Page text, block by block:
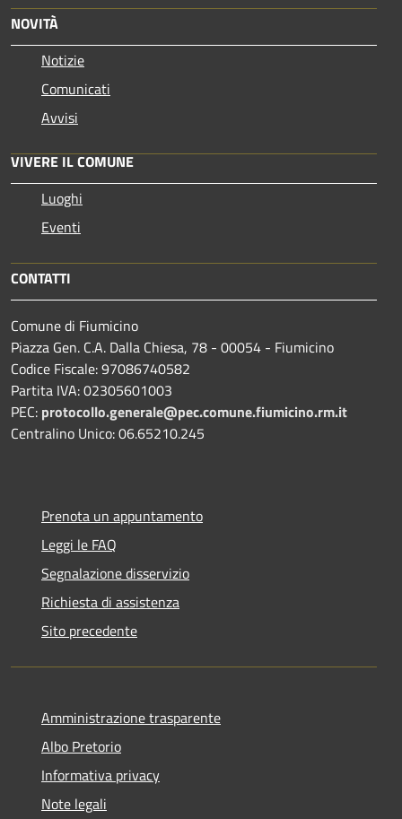
NOVITÀ
Notizie
Comunicati
Avvisi
VIVERE IL COMUNE
Luoghi
Eventi
CONTATTI
Comune di Fiumicino
Piazza Gen. C.A. Dalla Chiesa, 78 - 00054 - Fiumicino
Codice Fiscale: 97086740582
Partita IVA: 02305601003
PEC: protocollo.generale@pec.comune.fiumicino.rm.it
Centralino Unico: 06.65210.245
Prenota un appuntamento
Leggi le FAQ
Segnalazione disservizio
Richiesta di assistenza
Sito precedente
Amministrazione trasparente
Albo Pretorio
Informativa privacy
Note legali